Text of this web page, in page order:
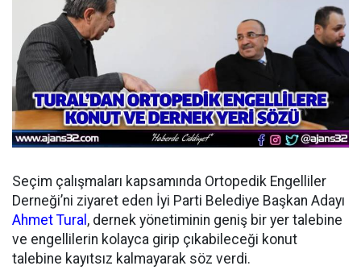
Seçim çalışmaları kapsamında Ortopedik Engelliler
Derneği’ni ziyaret eden İyi Parti Belediye Başkan Adayı
Ahmet Tural , dernek yönetiminin geniş bir yer talebine
ve engellilerin kolayca girip çıkabileceği konut
talebine kayıtsız kalmayarak söz verdi.